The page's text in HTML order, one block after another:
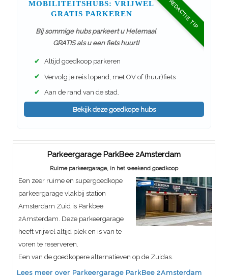
REDACTIE TIP
MOBILITEITSHUBS: VRIJWEL
GRATIS PARKEREN
Bij sommige hubs parkeert u Helemaal
GRATIS als u een fiets huurt!
✔ Altijd goedkoop parkeren
✔ Vervolg je reis lopend, met OV of (huur)fiets
✔ Aan de rand van de stad.
Bekijk deze goedkope hubs
Parkeergarage ParkBee 2Amsterdam
Ruime parkeergarage, in het weekend goedkoop
Een zeer ruime en supergoedkope
parkeergarage vlakbij station
Amsterdam Zuid is Parkbee
2Amsterdam. Deze parkeergarage
heeft vrijwel altijd plek en is van te
voren te reserveren.
Een van de goedkopere alternatieven op de Zuidas.
Lees meer over Parkeergarage ParkBee 2Amsterdam